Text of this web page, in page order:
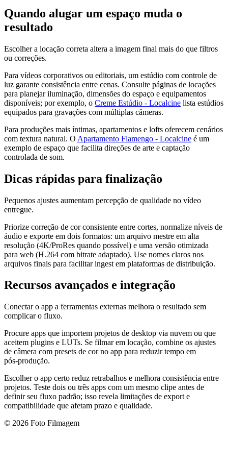
Quando alugar um espaço muda o
resultado
Escolher a locação correta altera a imagem final mais do que filtros
ou correções.
Para vídeos corporativos ou editoriais, um estúdio com controle de
luz garante consistência entre cenas. Consulte páginas de locações
para planejar iluminação, dimensões do espaço e equipamentos
disponíveis; por exemplo, o Creme Estúdio - Localcine lista estúdios
equipados para gravações com múltiplas câmeras.
Para produções mais íntimas, apartamentos e lofts oferecem cenários
com textura natural. O Apartamento Flamengo - Localcine é um
exemplo de espaço que facilita direções de arte e captação
controlada de som.
Dicas rápidas para finalização
Pequenos ajustes aumentam percepção de qualidade no vídeo
entregue.
Priorize correção de cor consistente entre cortes, normalize níveis de
áudio e exporte em dois formatos: um arquivo mestre em alta
resolução (4K/ProRes quando possível) e uma versão otimizada
para web (H.264 com bitrate adaptado). Use nomes claros nos
arquivos finais para facilitar ingest em plataformas de distribuição.
Recursos avançados e integração
Conectar o app a ferramentas externas melhora o resultado sem
complicar o fluxo.
Procure apps que importem projetos de desktop via nuvem ou que
aceitem plugins e LUTs. Se filmar em locação, combine os ajustes
de câmera com presets de cor no app para reduzir tempo em
pós‑produção.
Escolher o app certo reduz retrabalhos e melhora consistência entre
projetos. Teste dois ou três apps com um mesmo clipe antes de
definir seu fluxo padrão; isso revela limitações de export e
compatibilidade que afetam prazo e qualidade.
© 2026 Foto Filmagem